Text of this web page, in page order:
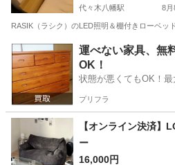
代々木八幡駅 8月
RASIK（ラシク）のLED照明＆棚付きローベ
東京 渋谷区 代々木八幡駅 ベッド
運べない家具、無
OK！
状態が悪くてもOK！
プリフラ
【オンライン決済】
ー
16,000円